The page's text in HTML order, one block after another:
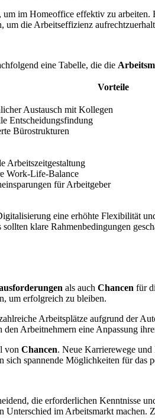
im Homeoffice effektiv zu
um die Arbeitseffizienz
eine Tabelle, die die
Vorteile
Austausch mit Kollegen
Entscheidungsfindung
Bürostrukturen
Arbeitszeitgestaltung
Work-Life-Balance
für Arbeitgeber
eine erhöhte Flexibilität
klare Rahmenbedingungen
als auch Chancen für
um erfolgreich zu bleiben.
Arbeitsplätze aufgrund der
Arbeitnehmern eine Anpassung
von Chancen. Neue Karrierewege
spannende Möglichkeiten für das
die erforderlichen Kenntnisse
im Arbeitsmarkt